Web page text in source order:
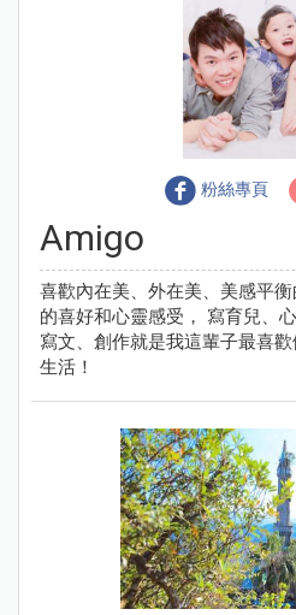
粉絲專頁
Amigo
喜歡內在美、外在美、美感平
的喜好和心靈感受， 寫育兒、
寫文、創作就是我這輩子最喜
生活！